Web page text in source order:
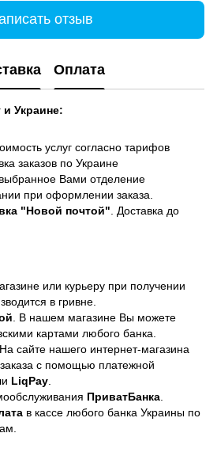
отзыв
Оплата
и Украине:
услуг согласно тарифов
заказов по Украине
Вами отделение
при оформлении заказа.
"Новой почтой" . Доставка до
или курьеру при получении
в гривне.
. В нашем магазине Вы можете
картами любого банка.
. На сайте нашего интернет-магазина
с помощью платежной
LiqPay
ПриватБанка
в кассе любого банка Украины по